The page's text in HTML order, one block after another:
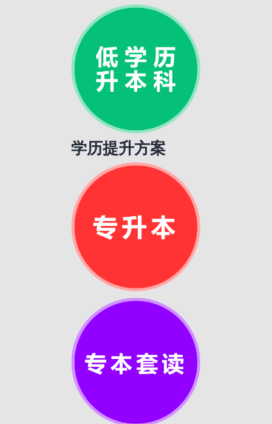
学历提升方案